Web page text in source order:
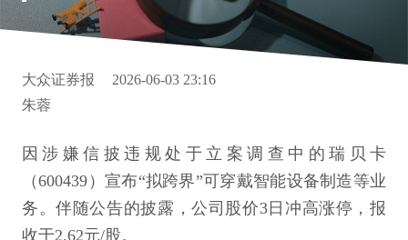
大众证券报
2026-06-03 23:16
朱蓉
因涉嫌信披违规处于立案调查中的瑞贝卡
（600439）宣布“拟跨界”可穿戴智能设备制造等业
务。伴随公告的披露，公司股价3日冲高涨停，报
收于2.62元/股。